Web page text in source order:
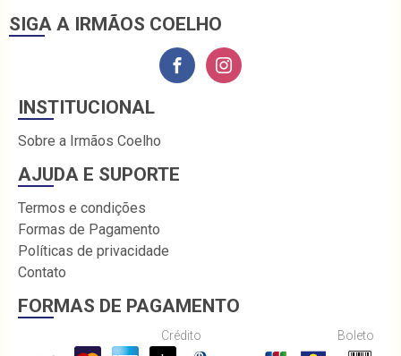
SIGA A IRMÃOS COELHO
INSTITUCIONAL
Sobre a Irmãos Coelho
AJUDA E SUPORTE
Termos e condições
Formas de Pagamento
Políticas de privacidade
Contato
FORMAS DE PAGAMENTO
Crédito Boleto